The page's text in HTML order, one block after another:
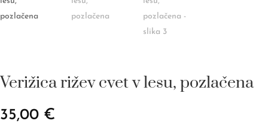
Verižica rižev cvet v lesu, pozlačena
35,00 €